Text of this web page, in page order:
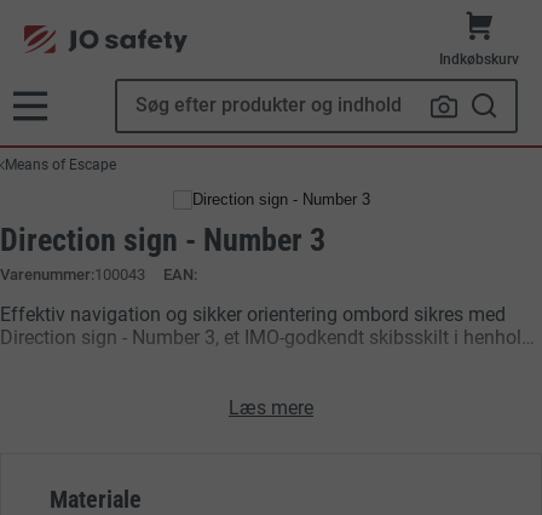
Indkøbskurv
Means of Escape
Direction sign - Number 3
Varenummer 100043 EAN:
Effektiv navigation og sikker orientering ombord sikres med
Direction sign - Number 3, et IMO-godkendt skibsskilt i henhold
understøtter overholdelse af internationale standarder og
Læs mere
Materiale